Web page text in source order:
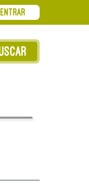
Entrar